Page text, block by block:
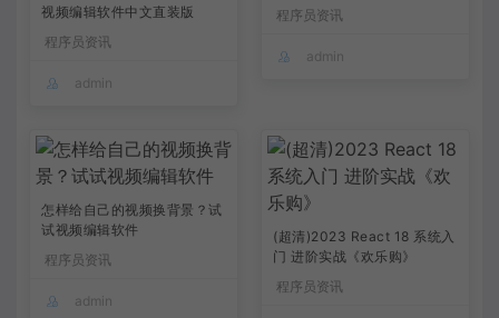
视频编辑软件中文直装版
程序员资讯
admin
程序员资讯
admin
怎样给自己的视频换背景？试
试视频编辑软件
程序员资讯
admin
(超清)2023 React 18 系统入
门 进阶实战《欢乐购》
程序员资讯